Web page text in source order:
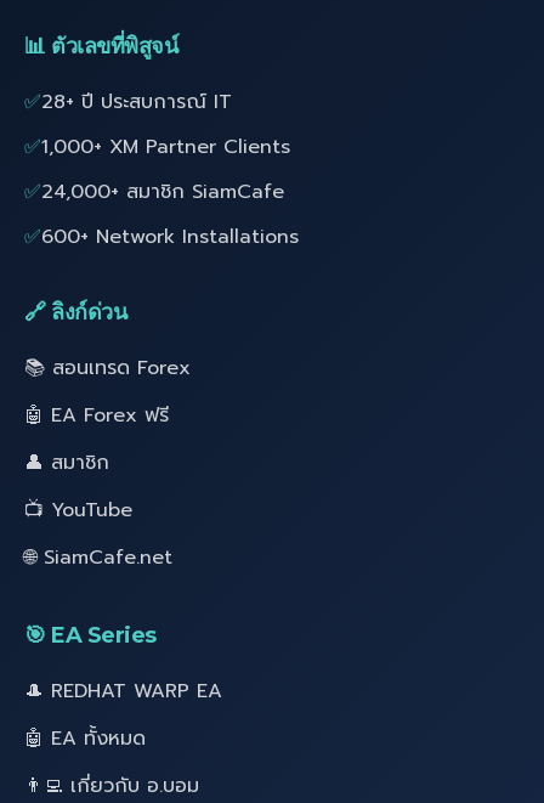
📊 ตัวเลขที่พิสูจน์
✅28+ ปี ประสบการณ์ IT
✅1,000+ XM Partner Clients
✅24,000+ สมาชิก SiamCafe
✅600+ Network Installations
🔗 ลิงก์ด่วน
📚 สอนเทรด Forex
🤖 EA Forex ฟรี
👤 สมาชิก
📺 YouTube
🌐 SiamCafe.net
🎯 EA Series
🎩 REDHAT WARP EA
🤖 EA ทั้งหมด
👨‍💻 เกี่ยวกับ อ.บอม